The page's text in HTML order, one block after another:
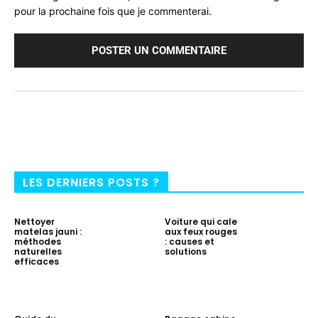
pour la prochaine fois que je commenterai.
LES DERNIERS POSTS ?
Nettoyer
matelas jauni :
méthodes
naturelles
efficaces
Voiture qui cale
aux feux rouges
: causes et
solutions